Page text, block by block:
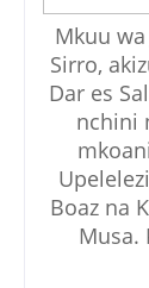
Mkuu
Sirro,
Dar es
nchini
Boaz na
Musa.